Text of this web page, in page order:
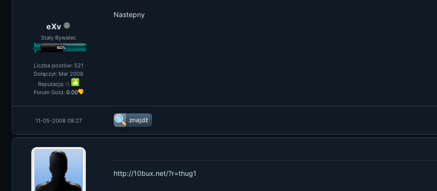
eXv
Stały Bywalec
Liczba postów: 521
Dołączył: Mar 2008
Reputacja: 0
Forum Gold: 0.00
Nastepny
11-05-2008 08:27
http://10bux.net/?r=thug1